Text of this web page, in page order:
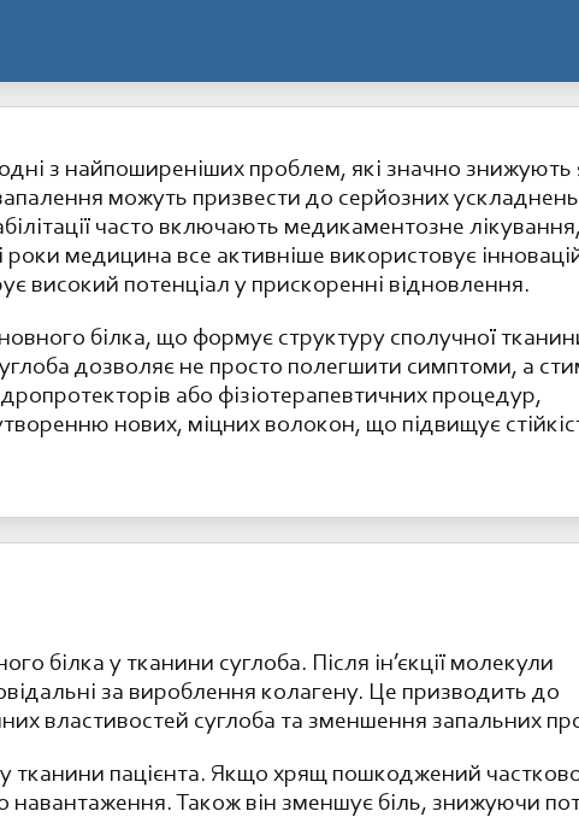
з найпоширеніших проблем, які значно знижують
можуть призвести до серйозних
часто включають медикаментозне лікування,
роки медицина все активніше використовує
високий потенціал у прискоренні відновлення.
білка, що формує структуру сполучної
дозволяє не просто полегшити симптоми, а
або фізіотерапевтичних процедур,
нових, міцних волокон, що підвищує
білка у тканини суглоба. Після ін’єкції молекули
за вироблення колагену. Це призводить до
властивостей суглоба та зменшення запальних
тканини пацієнта. Якщо хрящ пошкоджений
Також він зменшує біль, знижуючи